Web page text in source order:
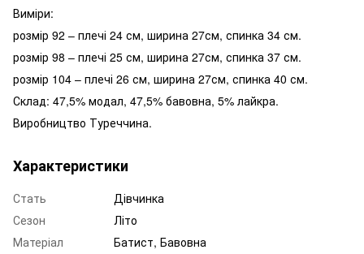
Виміри:
розмір 92 – плечі 24 см, ширина 27см, спинка 34 см.
розмір 98 – плечі 25 см, ширина 27см, спинка 37 см.
розмір 104 – плечі 26 см, ширина 27см, спинка 40 см.
Склад: 47,5% модал, 47,5% бавовна, 5% лайкра.
Виробництво Туреччина.
Характеристики
Стать
Дівчинка
Сезон
Літо
Матеріал
Батист, Бавовна